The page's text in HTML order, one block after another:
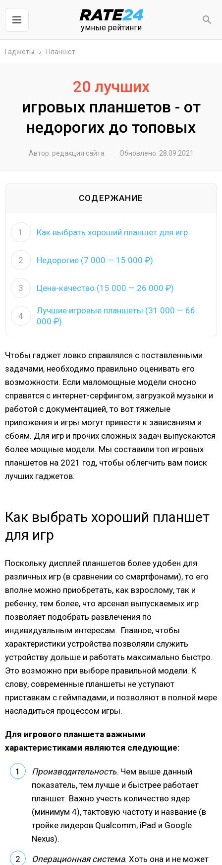
умные рейтинги
Гаджеты Планшет
20 лучших
игровых планшетов - от
недорогих до топовых
Автор: редакция сайта Обновлено: 28.09.2021
СОДЕРЖАНИЕ
1 Как выбрать хороший планшет для игр
2 Недорогие (7 000 — 15 000 ₽)
3 Цена-качество (15 000 — 26 000 ₽)
4
Лучшие игровые планшеты (31 000 — 66
000 ₽)
Чтобы гаджет ловко справлялся с поставленными
задачами, необходимо правильно оценивать его
возможности. Если маломощные модели сносно
справятся с интернет-серфингом, загрузкой музыки и
работой с документацией, то вот тяжелые
приложения и игры могут привести к зависаниям и
сбоям. Для игр и прочих сложных задач выпускаются
более мощные модели. Мы составили топ игровых
планшетов на 2021 год, чтобы облегчить вам поиск
лучших гаджетов.
Как выбрать хороший планшет
для игр
Поскольку дисплей планшетов более удобен для
различных игр (в сравнении со смартфонами), то его
вполне можно приобретать, как взрослому, так и
ребенку, тем более, что арсенал выпускаемых игр
позволяет подобрать развлечения по
индивидуальным интересам. Главное, чтобы
характеристики устройства позволяли служить
устройству дольше и работать максимально быстро.
Это возможно при выборе правильной модели. К
слову, современные планшеты не уступают
приставкам с геймпадами, и позволяют в полной мере
насладиться процессом игры.
Для игрового планшета важными
характеристиками являются следующие:
Производительность. Чем выше данный
показатель, тем лучше и быстрее работает
планшет. Важно учесть количество ядер
(минимум 4), тактовую частоту и название (в
тройке лидеров Qualcomm, iPad и Google
Nexus).
Операционная система. Хоть она и не может